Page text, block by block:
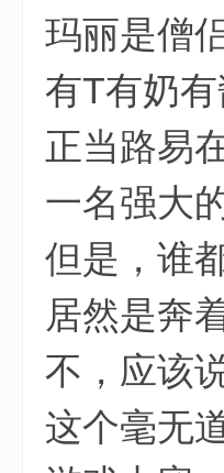
玛丽是僧
有T有奶
正当路易
一名强大
但是，谁
居然是奔
不，应该
这个毫无